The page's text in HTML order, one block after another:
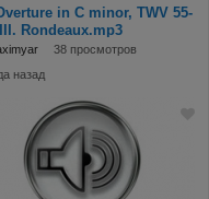
in C minor, TWV 55-
Rondeaux.mp3
38 просмотров
назад